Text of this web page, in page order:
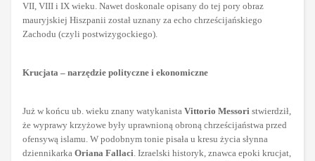
VII, VIII i IX wieku. Nawet doskonale opisany do tej pory obraz
mauryjskiej Hiszpanii został uznany za echo chrześcijańskiego
Zachodu (czyli postwizygockiego).
Krucjata – narzędzie polityczne i ekonomiczne
Już w końcu ub. wieku znany watykanista Vittorio Messori stwierdził,
że wyprawy krzyżowe były uprawnioną obroną chrześcijaństwa przed
ofensywą islamu. W podobnym tonie pisała u kresu życia słynna
dziennikarka Oriana Fallaci. Izraelski historyk, znawca epoki krucjat,